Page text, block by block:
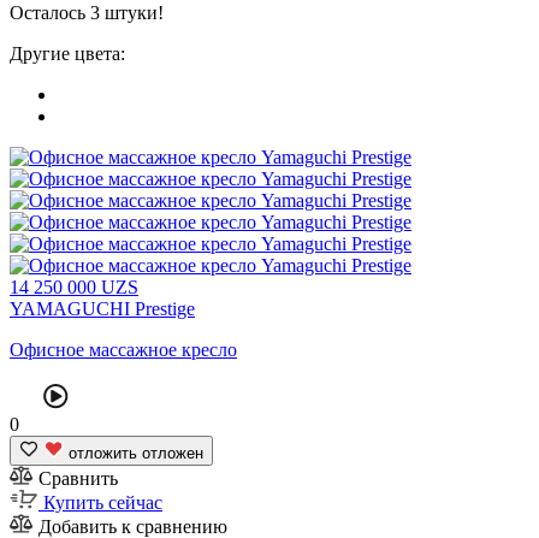
Осталось 3 штуки!
Другие цвета:
14 250 000 UZS
YAMAGUCHI Prestige
Офисное массажное кресло
0
отложить отложен
Сравнить
Купить сейчас
Добавить к сравнению